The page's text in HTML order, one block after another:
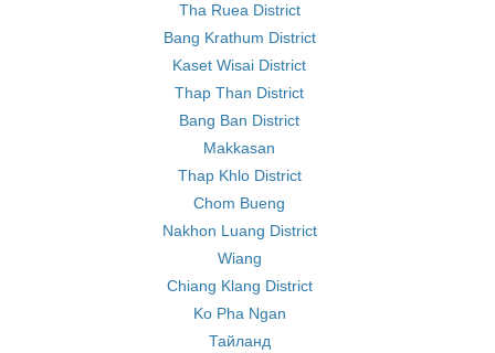
Tha Ruea District
Bang Krathum District
Kaset Wisai District
Thap Than District
Bang Ban District
Makkasan
Thap Khlo District
Chom Bueng
Nakhon Luang District
Wiang
Chiang Klang District
Ko Pha Ngan
Тайланд